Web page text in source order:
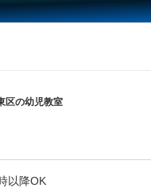
区の幼児教室
以降OK